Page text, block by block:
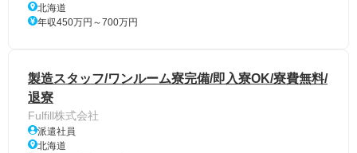
北海道
年収450万円～700万円
製造スタッフ/ワンルーム寮完備/即入寮OK/寮費無料/
退寮
Fulfill株式会社
派遣社員
北海道